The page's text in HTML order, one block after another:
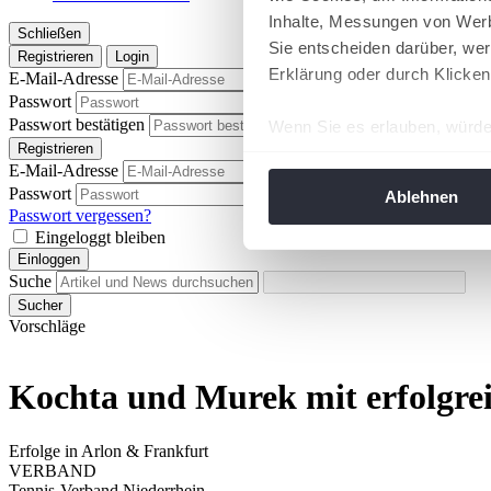
Inhalte, Messungen von
Sie entscheiden darüber,
Erklärung oder durch
Wenn Sie es erlauben,
Wir verwenden Cookies, um
der Dienste gesammelt
Ablehnen
Schließen
Registrieren
Login
E-Mail-Adresse
Passwort
Passwort bestätigen
Passwort anzeigen
Registrieren
E-Mail-Adresse
Passwort
Passwort anzeigen
Passwort vergessen?
Eingeloggt bleiben
Einloggen
Suche
Sucher
Vorschläge
Kochta und Murek mit
Erfolge in Arlon & Frankfurt
VERBAND